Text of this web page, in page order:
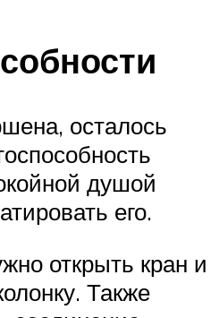
осталось
душой
его.
открыть кран и
Также